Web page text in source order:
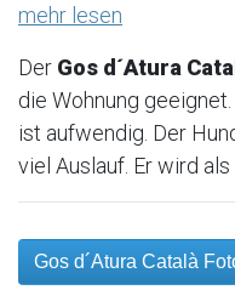
mehr lesen
Der Gos d´Atura
die Wohnung
ist aufwendig. Der
viel Auslauf. Er wird
Gos d´Atura Català